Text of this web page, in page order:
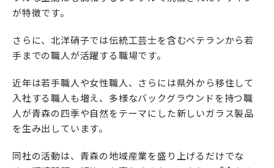
が特徴です。
さらに、北洋硝子では伝統工芸士を含むベテランから若
手までの職人が活躍する職場です。
近年は若手職人や女性職人、さらには県外から移住して
入社する職人も増え、多様なバックグラウンドを持つ職
人が青森の四季や自然をテーマにした新しいガラス製品
を生み出しています。
同社の活動は、青森の地域産業を盛り上げるだけでな